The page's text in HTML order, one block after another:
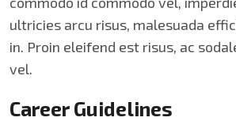
ultricies arcu risus, malesuada
in. Proin eleifend est risus, ac
vel.
Career Guidelines